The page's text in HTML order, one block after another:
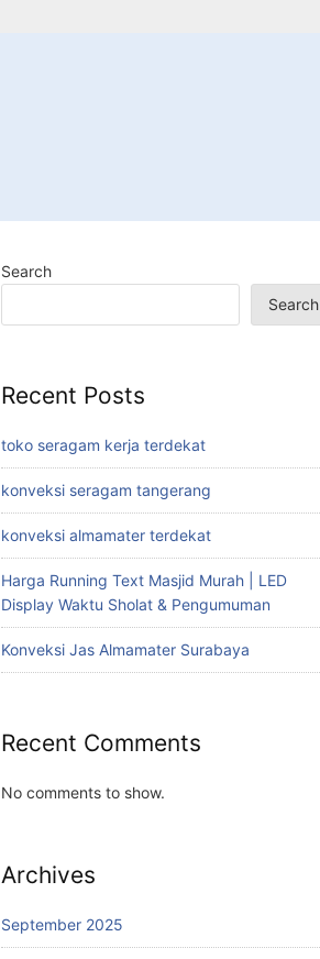
Search
Search
Recent Posts
toko seragam kerja terdekat
konveksi seragam tangerang
konveksi almamater terdekat
Harga Running Text Masjid Murah | LED
Display Waktu Sholat & Pengumuman
Konveksi Jas Almamater Surabaya
Recent Comments
No comments to show.
Archives
September 2025